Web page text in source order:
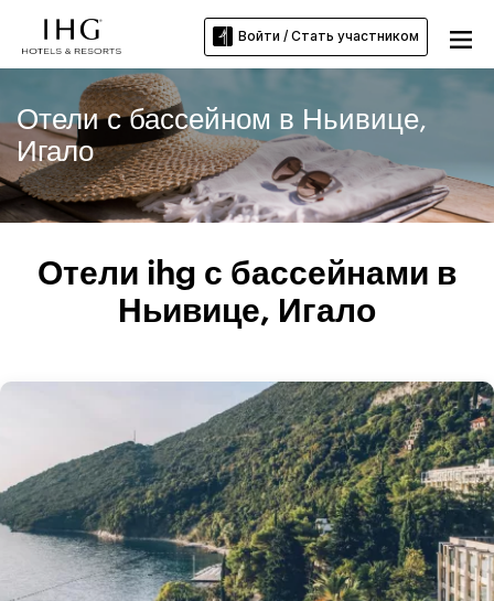
Войти / Стать участником
Отели с бассейном в Ньивице,
Игало
Отели ihg с бассейнами в
Ньивице, Игало